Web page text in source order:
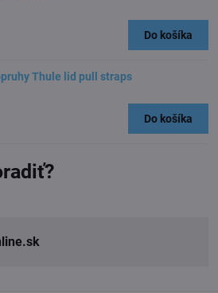
Do košíka
Thule lid pull straps
Do košíka